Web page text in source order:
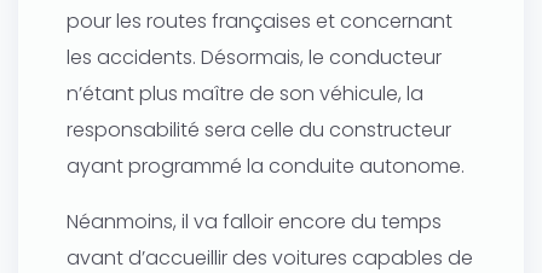
pour les routes françaises et concernant
les accidents. Désormais, le conducteur
n’étant plus maître de son véhicule, la
responsabilité sera celle du constructeur
ayant programmé la conduite autonome.
Néanmoins, il va falloir encore du temps
avant d’accueillir des voitures capables de